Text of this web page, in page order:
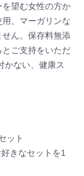
望む女性の方か
、マーガリンな
ん。保存料無添
ご支持をいただ
かない、健康ス
ット
きなセットを1